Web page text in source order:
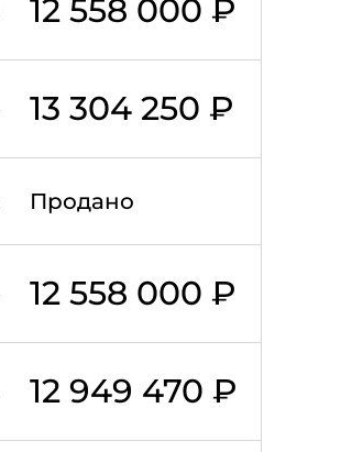
12 558 000 ₽
13 304 250 ₽
Продано
12 558 000 ₽
12 949 470 ₽